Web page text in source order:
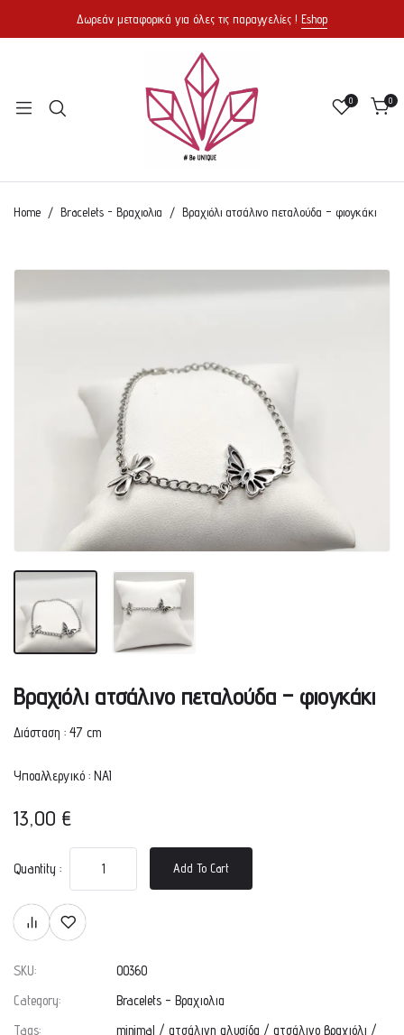
Δωρεάν μεταφορικά για όλες τις παραγγελίες ! Eshop
0 0
Home Bracelets - Βραχιολια Βραχιόλι ατσάλινο πεταλούδα – φιογκάκι
Βραχιόλι ατσάλινο πεταλούδα – φιογκάκι
Διάσταση : 47 cm
Υποαλλεργικό : ΝΑΙ
13,00 €
Quantity : Add To Cart
SKU:
00360
Category:
Bracelets - Βραχιολια
Tags:
minimal / ατσάλινη αλυσίδα / ατσάλινο βραχιόλι /